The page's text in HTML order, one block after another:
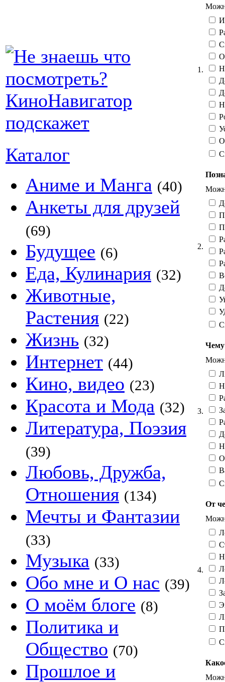
Каталог
Аниме и Манга (40)
Анкеты для друзей
(69)
Будущее (6)
Еда, Кулинария (32)
Животные,
Растения (22)
Жизнь (32)
Интернет (44)
Кино, видео (23)
Красота и Мода (32)
Литература, Поэзия
(39)
Любовь, Дружба,
Отношения (134)
Мечты и Фантазии
(33)
Музыка (33)
Обо мне и О нас (39)
О моём блоге (8)
Политика и
Общество (70)
Прошлое и
1.
2.
3.
Чему
4.
От